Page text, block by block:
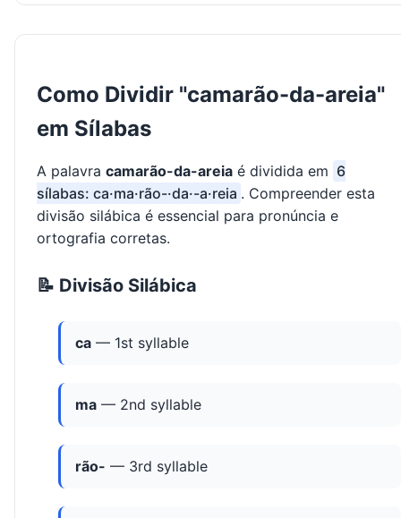
Como Dividir "camarão-da-areia"
em Sílabas
A palavra camarão-da-areia é dividida em 6
sílabas: ca·ma·rão-·da·-a·reia . Compreender esta
divisão silábica é essencial para pronúncia e
ortografia corretas.
📝 Divisão Silábica
ca — 1st syllable
ma — 2nd syllable
rão- — 3rd syllable